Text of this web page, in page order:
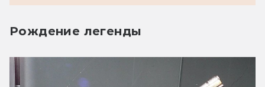
Рождение легенды